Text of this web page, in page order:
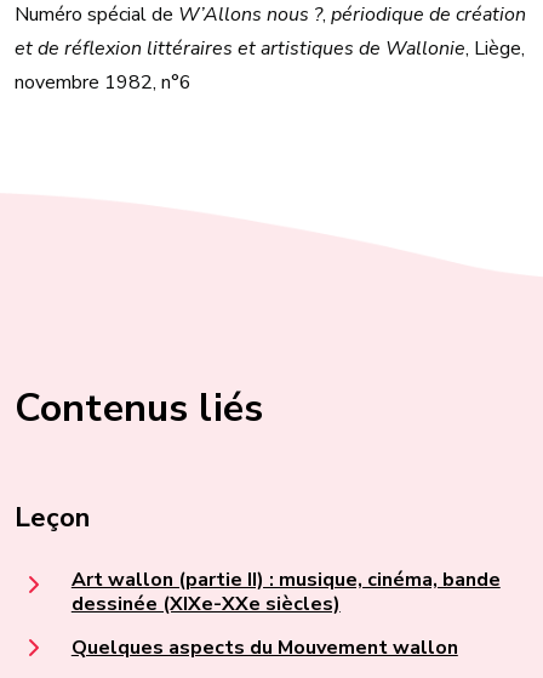
Numéro spécial de W’Allons nous ?, périodique de création
et de réflexion littéraires et artistiques de Wallonie, Liège,
novembre 1982, n°6
Contenus liés
Leçon
Art wallon (partie II) : musique, cinéma, bande
dessinée (XIXe-XXe siècles)
Quelques aspects du Mouvement wallon